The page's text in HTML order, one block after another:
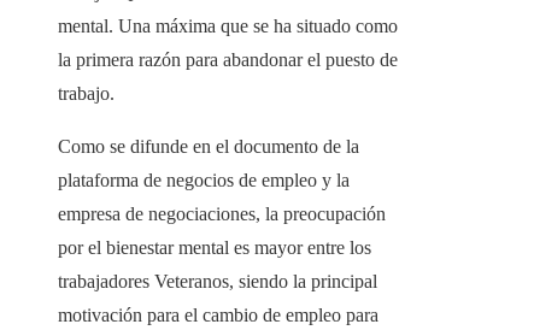
mental. Una máxima que se ha situado como
la primera razón para abandonar el puesto de
trabajo.
Como se difunde en el documento de la
plataforma de negocios de empleo y la
empresa de negociaciones, la preocupación
por el bienestar mental es mayor entre los
trabajadores Veteranos, siendo la principal
motivación para el cambio de empleo para